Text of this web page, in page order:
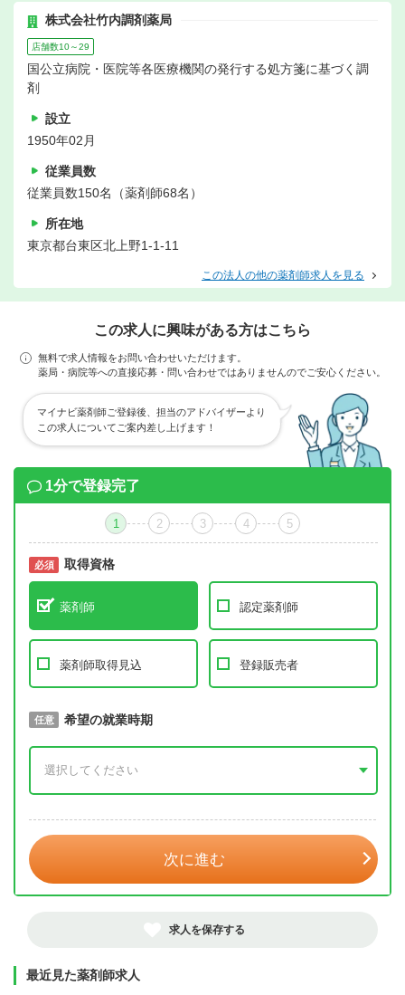
株式会社竹内調剤薬局
店舗数10～29
国公立病院・医院等各医療機関の発行する処方箋に基づく調
剤
設立
1950年02月
従業員数
従業員数150名（薬剤師68名）
所在地
東京都台東区北上野1-1-11
この法人の他の薬剤師求人を見る
この求人に興味がある方はこちら
無料で求人情報をお問い合わせいただけます。
薬局・病院等への直接応募・問い合わせではありませんのでご安心ください。
マイナビ薬剤師ご登録後、担当のアドバイザーより
この求人についてご案内差し上げます！
1分で登録完了
1 2 3 4 5
必須 取得資格
薬剤師 認定薬剤師
薬剤師取得見込 登録販売者
必須 取得予定年
任意 希望の就業時期
次に進む
求人を保存する
最近見た薬剤師求人